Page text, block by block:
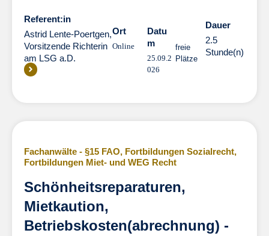
Referent:in
Astrid Lente-Poertgen,
Vorsitzende Richterin
am LSG a.D.
Ort
Online
Datu
m
25.09.2
026
freie
Plätze
Dauer
2.5
Stunde(n)
Fachanwälte - §15 FAO, Fortbildungen Sozialrecht,
Fortbildungen Miet- und WEG Recht
Schönheitsreparaturen,
Mietkaution,
Betriebskosten(abrechnung) -